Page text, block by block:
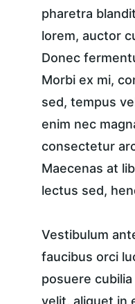
pharetra
lorem, auctor
Donec
Morbi ex mi,
sed, tempus
enim nec
consectetur
Maecenas at
lectus sed,
Vestibulum
faucibus orci
posuere
velit, aliquet in